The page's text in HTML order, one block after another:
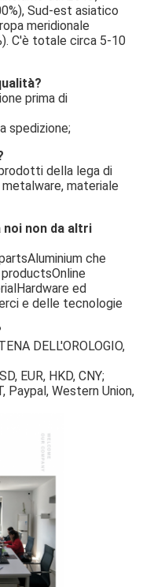
Sud-est asiatico
meridionale
C'è totale circa 5-10
prima di
spedizione;
della lega di
materiale
non da altri
che
ed
e delle tecnologie
DELL'OROLOGIO,
EUR, HKD, CNY;
Western Union,